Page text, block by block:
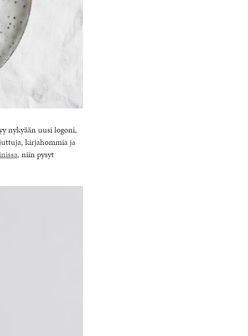
nykyään uusi logoni,
kirjahommia ja
, niin pysyt